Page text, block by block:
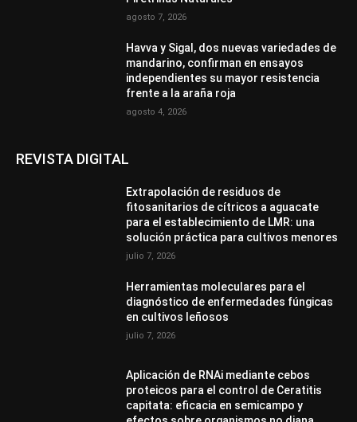
agosto 7, 2026
Havva y Sigal, dos nuevas variedades de
mandarino, confirman en ensayos
independientes su mayor resistencia
frente a la araña roja
agosto 4, 2026
REVISTA DIGITAL
Extrapolación de residuos de
fitosanitarios de cítricos a aguacate
para el establecimiento de LMR: una
solución práctica para cultivos menores
julio 7, 2026
Herramientas moleculares para el
diagnóstico de enfermedades fúngicas
en cultivos leñosos
julio 7, 2026
Aplicación de RNAi mediante cebos
proteicos para el control de Ceratitis
capitata: eficacia en semicampo y